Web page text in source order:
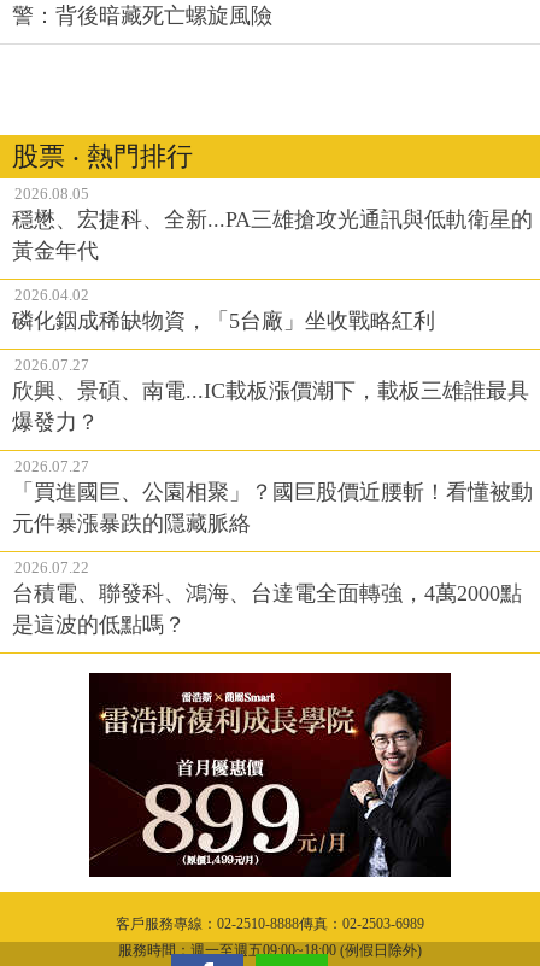
警：背後暗藏死亡螺旋風險
股票 ‧ 熱門排行
2026.08.05
穩懋、宏捷科、全新...PA三雄搶攻光通訊與低軌衛星的
黃金年代
2026.04.02
磷化銦成稀缺物資，「5台廠」坐收戰略紅利
2026.07.27
欣興、景碩、南電...IC載板漲價潮下，載板三雄誰最具
爆發力？
2026.07.27
「買進國巨、公園相聚」？國巨股價近腰斬！看懂被動
元件暴漲暴跌的隱藏脈絡
2026.07.22
台積電、聯發科、鴻海、台達電全面轉強，4萬2000點
是這波的低點嗎？
客戶服務專線：02-2510-8888傳真：02-2503-6989
服務時間：週一至週五09:00~18:00 (例假日除外)